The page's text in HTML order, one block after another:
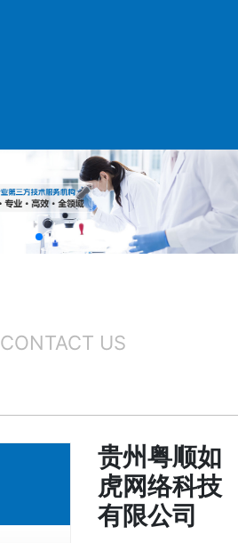
CONTACT US
贵州粤顺如
虎网络科技
有限公司